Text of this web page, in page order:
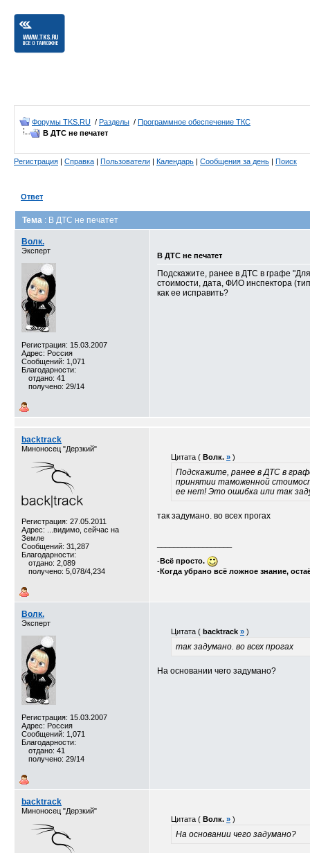
Форумы TKS.RU / Разделы / Программное обеспечение ТКС
В ДТС не печатет
Регистрация | Справка | Пользователи | Календарь | Сообщения за день | Поиск
Ответ
Тема : В ДТС не печатет
Волк.
Эксперт
Регистрация: 15.03.2007
Адрес: Россия
Сообщений: 1,071
Благодарности:
отдано: 41
получено: 29/14
В ДТС не печатет
Подскажите, ранее в ДТС в графе
стоимости, дата, ФИО инспектора
как ее исправить?
backtrack
Миноносец "Дерзкий"
Регистрация: 27.05.2011
Адрес: ...видимо, сейчас на
Земле
Сообщений: 31,287
Благодарности:
отдано: 2,089
получено: 5,078/4,234
Цитата ( Волк. » )
Подскажите, ранее в ДТС в
принятии таможенной
ее нет! Это ошибка или так
так задумано. во всех прогах
-Всё просто.
-Когда убрано всё ложное знание,
Волк.
Эксперт
Регистрация: 15.03.2007
Адрес: Россия
Сообщений: 1,071
Благодарности:
отдано: 41
получено: 29/14
Цитата ( backtrack » )
так задумано. во всех прогах
На основании чего задумано?
backtrack
Миноносец "Дерзкий"
Цитата ( Волк. » )
На основании чего задумано?